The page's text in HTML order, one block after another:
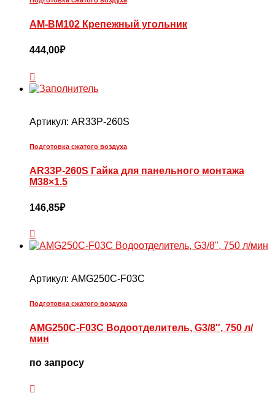
AM-BM102 Крепежный угольник
444,00₽
Артикул: AR33P-260S
Подготовка сжатого воздуха
AR33P-260S Гайка для панельного монтажа
М38×1.5
146,85₽
Артикул: AMG250C-F03C
Подготовка сжатого воздуха
AMG250C-F03C Водоотделитель, G3/8″, 750 л/
мин
по запросу